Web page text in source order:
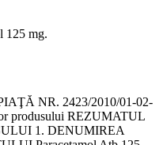
125 mg.
creşte cu 50% concentraţia plasmatică a paracetamolului şi măreşte astfel riscul hepatotoxicităţii acestuia. În cazul utilizării concomitente a paracetamolului şi zidovudinei a fost raportată o accentuare a tendinţei de apariţie a neutropeniei şi hepatotoxicităţii. Ca urmare, paracetamolul poate fi utilizat concomitent cu zidovudina numai după o evaluare atentă a raportului risc/beneficiu. S-a observat creşterea efectului antiviral al interferonului alfa în cazul utilizării concomitente cu paracetamolul. Probenecidul determină o scădere de aproape două ori a clearance-ului paracetamolului, prin inhibarea conjugării acestuia cu acidul glucuronic. Trebuie avută în vedere scăderea dozei de paracetamol în cazul tratamentului concomitent cu probenecid. Efectele Paracetamol Atb asupra altor medicamente În cazul administrării cronice concomitente de paracetamol în doze mari (peste 2 g pe zi) cu warfarină sau derivaţi de cumarină, a fost raportată o creştere a efectului anticoagulantînsoţită demanifestări hemoragice. Ca urmare, în cazul unui astfel de tratament concomitent, este de preferat să se monitorizeze timpul de protrombină mai frecvent. În cazul administrării concomitente de paracetamol cu lamotrigină, s-a raportat reducerea eficacităţii lamotriginei, din cauza creşterii clearance-ului hepatic al acesteia. Când se administrează concomitent paracetamol cu cloramfenicol, poate să apară o încetinire evidentă a eliminării cloramfenicolului, asociată cu creşterea toxicităţii acestuia. Interacţiuni cu testele de laborator Pot să apară valori fals scăzute ale glicemiei determinate prin metoda oxidază/peroxidază sau o creştere falsă a valorilor serice ale acidului uric determinat prin testul fosfotungstic. Creşterile timpului de protrombină şi ale valorilor serice ale bilirubinei, lactatdehidrogenazei şi transaminazelor evidenţiază afectarea toxică hepatică. 4.6 Sarcina şi alăptarea Paracetamol Atb este destinat utilizării la copii cu vârsta sub 12 ani dar în cazul în care o adolescentă sau o femeie de vârstă adultă utilizează acest medicament trebuie avute în vedere următoarele atenţionări: - la doze terapeutice, pe termen scurt, medicamentul poate fi administrat în cursul sarcinii, însă administrarea se va face numai după evaluarea beneficiului terapeutic matern în raport cu riscul potenţial la făt. - paracetamolul traversează placenta şi se excretă în laptele matern. Se consideră că în laptele matern se distribuie o cantitate nesemnificativă de paracetamol dar se recomandă ca în perioada 4 de alăptare să se utilizeze doar dozele de paracetamol recomandate de către medic iar tratamentul să nu fie unul de lungă durată. 4.7 Efecte asupra capacităţii de a conduce vehicule şi de a folosi utilaje Paracetamolul nu are nicio influenţă asupra capacităţii de a conduce vehicule sau de a folosi utilaje. 4.8 Reacţii adverse Reacţiile adverse sunt clasificate pea rate, sisteme şi organe şi în funcţie de frecvenţă, utilizând următoarea convenţie: foarte frecvente (≥1/10), frecvente (≥1/100 şi <1/10), mai puţin frecvente (≥1/1000 şi <1/100), rare (≥1/10000 şi <1/1000), foarte rare (<1/10000), cu frecvenţă necunoscută (care nu poate fi estimată din datele disponibile). Tulburări hematologice şi limfatice Rare: trombocitopenie, leucopenie, agranulocitoză, pancitopenie, neutropenie, anemie hemolitică. Tulburări ale sistemului imunitar Rare: reacţii alergice de tipul angioedemului, dispnee, bronhospasm, transpiraţii, greaţă, scăderea tensiunii arteriale până la stare de şoc. 5-10% dintre pacienţi cu astm bronşic indus de acid acetilsalicilic pot prezenta aceleaşi manifestări şi în cazul administrării de paracetamol (astm bronşic indus de medicamente analgezic). Tulburări respiratorii toracice şi mediastinale Rezultatele unui studiu caz-control au sugerat că utilizarea frecventă (zilnică sau săptămânală) a paracetamolului poate fi asociată cu apariţia simptomelor de astm bronşic, dar aceasta nu contraindică utilizarea acestuia în dozele recomandate, chiar la pacienţii cu astm broşic diagnosticat. Tulburări hepatobiliare Rare: hepatită. Tulburări renale şi ale căilor urinare Rare: creştere a creatininemiei (în special secundar sindromului hepato-renal), insuficienţă renală (oligo-anurie). La doze mari şi în caz de tratament prelungit, paracetamolul poate produce afectarea funcţiei renale până la insuficienţă renală cronică (nefropatie caracteristică analgezicelor),